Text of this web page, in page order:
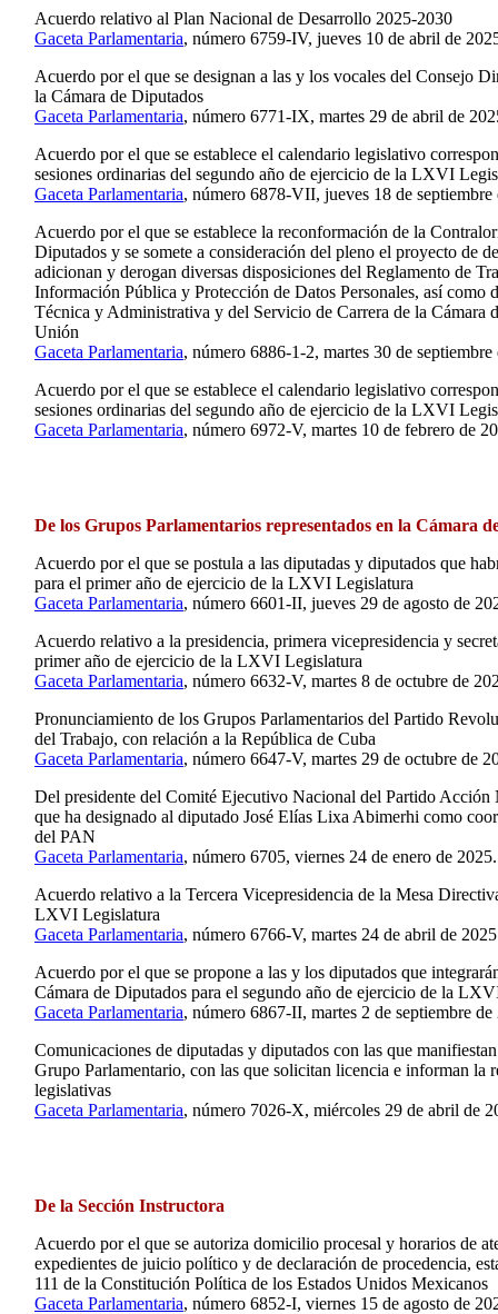
Acuerdo relativo al Plan Nacional de Desarrollo 2025-2030
Gaceta Parlamentaria, número 6759-IV, jueves 10 de abril de
Acuerdo por el que se designan a las y los vocales del Consejo
la Cámara de Diputados
Gaceta Parlamentaria, número 6771-IX, martes 29 de abril de
Acuerdo por el que se establece el calendario legislativo
sesiones ordinarias del segundo año de ejercicio de la LXVI
Gaceta Parlamentaria, número 6878-VII, jueves 18 de septiembre
Acuerdo por el que se establece la reconformación de la
Diputados y se somete a consideración del pleno el proyecto de
adicionan y derogan diversas disposiciones del Reglamento de
Información Pública y Protección de Datos Personales, así como
Técnica y Administrativa y del Servicio de Carrera de la Cámara
Unión
Gaceta Parlamentaria, número 6886-1-2, martes 30 de septiembre
Acuerdo por el que se establece el calendario legislativo
sesiones ordinarias del segundo año de ejercicio de la LXVI
Gaceta Parlamentaria, número 6972-V, martes 10 de febrero de
De los Grupos Parlamentarios representados en la Cámara
Acuerdo por el que se postula a las diputadas y diputados que
para el primer año de ejercicio de la LXVI Legislatura
Gaceta Parlamentaria, número 6601-II, jueves 29 de agosto de
Acuerdo relativo a la presidencia, primera vicepresidencia y
primer año de ejercicio de la LXVI Legislatura
Gaceta Parlamentaria, número 6632-V, martes 8 de octubre de
Pronunciamiento de los Grupos Parlamentarios del Partido
del Trabajo, con relación a la República de Cuba
Gaceta Parlamentaria, número 6647-V, martes 29 de octubre de
Del presidente del Comité Ejecutivo Nacional del Partido
que ha designado al diputado José Elías Lixa Abimerhi como
del PAN
Gaceta Parlamentaria, número 6705, viernes 24 de enero de 2025.
Acuerdo relativo a la Tercera Vicepresidencia de la Mesa
LXVI Legislatura
Gaceta Parlamentaria, número 6766-V, martes 24 de abril de
Acuerdo por el que se propone a las y los diputados que
Cámara de Diputados para el segundo año de ejercicio de la
Gaceta Parlamentaria, número 6867-II, martes 2 de septiembre de
Comunicaciones de diputadas y diputados con las que
Grupo Parlamentario, con las que solicitan licencia e informan la
legislativas
Gaceta Parlamentaria, número 7026-X, miércoles 29 de abril de
De la Sección Instructora
Acuerdo por el que se autoriza domicilio procesal y horarios de
expedientes de juicio político y de declaración de procedencia,
111 de la Constitución Política de los Estados Unidos Mexicanos
Gaceta Parlamentaria, número 6852-I, viernes 15 de agosto de